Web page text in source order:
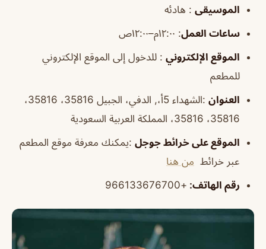
الموسيقى : هادئه
ساعات العمل:
الموقع الإلكتروني : للدخول إلى الموقع الإلكتروني
للمطعم
العنوان
:الشهداء 5أ،, الدفي، الجبيل 35816، 35816،
35816، 35816، المملكة العربية السعودية
الموقع على خرائط جوجل :يمكنك معرفة موقع المطعم
عبر خرائط من هنا
رقم الهاتف: +966133676700